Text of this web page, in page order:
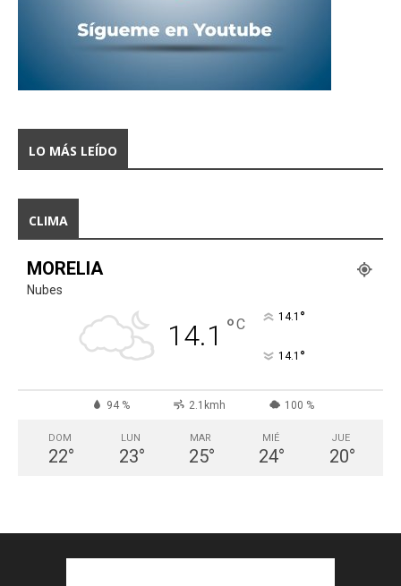
LO MÁS LEÍDO
CLIMA
MORELIA
Nubes
14.1 °C 14.1 °
14.1 °
94 % 2.1kmh 100 %
DOM
22°
LUN
23°
MAR
25°
MIÉ
24°
JUE
20°